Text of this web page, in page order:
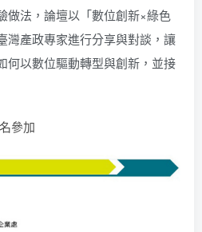
做法，論壇以「數位創新×綠色
灣產政專家進行分享與對談，讓
何以數位驅動轉型與創新，並接
參加